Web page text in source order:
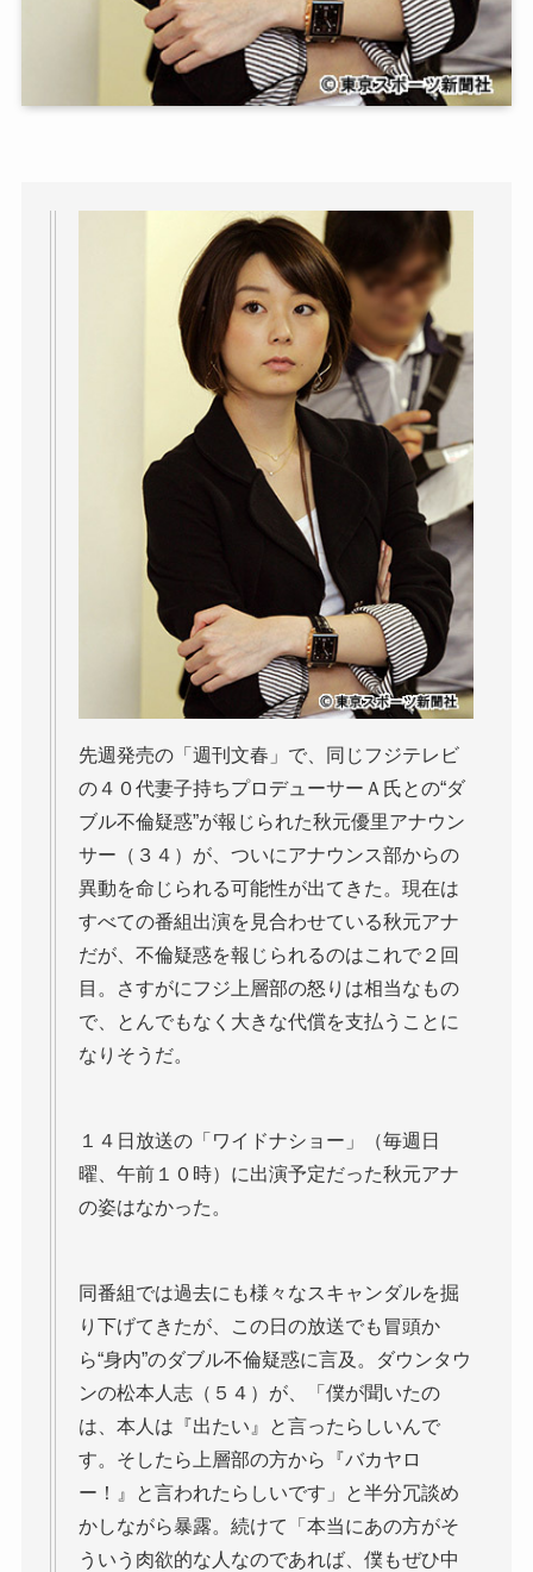
先週発売の「週刊文春」で、同じフジテレビ
の４０代妻子持ちプロデューサーＡ氏との“ダ
ブル不倫疑惑”が報じられた秋元優里アナウン
サー（３４）が、ついにアナウンス部からの
異動を命じられる可能性が出てきた。現在は
すべての番組出演を見合わせている秋元アナ
だが、不倫疑惑を報じられるのはこれで２回
目。さすがにフジ上層部の怒りは相当なもの
で、とんでもなく大きな代償を支払うことに
なりそうだ。
１４日放送の「ワイドナショー」（毎週日
曜、午前１０時）に出演予定だった秋元アナ
の姿はなかった。
同番組では過去にも様々なスキャンダルを掘
り下げてきたが、この日の放送でも冒頭か
ら“身内”のダブル不倫疑惑に言及。ダウンタウ
ンの松本人志（５４）が、「僕が聞いたの
は、本人は『出たい』と言ったらしいんで
す。そしたら上層部の方から『バカヤロ
ー！』と言われたらしいです」と半分冗談め
かしながら暴露。続けて「本当にあの方がそ
ういう肉欲的な人なのであれば、僕もぜひ中